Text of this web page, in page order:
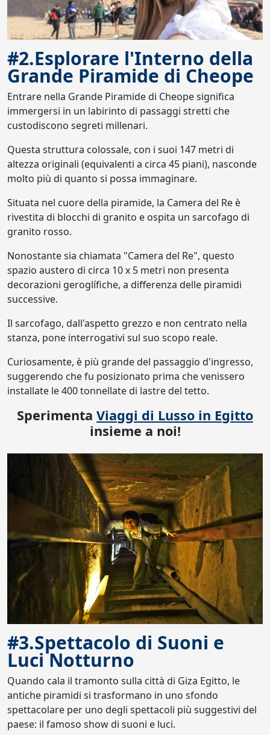
#2.Esplorare l'Interno della
Grande Piramide di Cheope
Entrare nella Grande Piramide di Cheope significa
immergersi in un labirinto di passaggi stretti che
custodiscono segreti millenari.
Questa struttura colossale, con i suoi 147 metri di
altezza originali (equivalenti a circa 45 piani), nasconde
molto più di quanto si possa immaginare.
Situata nel cuore della piramide, la Camera del Re è
rivestita di blocchi di granito e ospita un sarcofago di
granito rosso.
Nonostante sia chiamata "Camera del Re", questo
spazio austero di circa 10 x 5 metri non presenta
decorazioni geroglífiche, a differenza delle piramidi
successive.
Il sarcofago, dall'aspetto grezzo e non centrato nella
stanza, pone interrogativi sul suo scopo reale.
Curiosamente, è più grande del passaggio d'ingresso,
suggerendo che fu posizionato prima che venissero
installate le 400 tonnellate di lastre del tetto.
Sperimenta Viaggi di Lusso in Egitto
insieme a noi!
#3.Spettacolo di Suoni e
Luci Notturno
Quando cala il tramonto sulla città di Giza Egitto, le
antiche piramidi si trasformano in uno sfondo
spettacolare per uno degli spettacoli più suggestivi del
paese: il famoso show di suoni e luci.